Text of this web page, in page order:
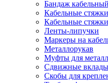
Бандаж кабельный
Кабельные стяжки
Кабельные
Ленты-липучки
Маркеры на
Металлорукав
Муфты для
Сдвижные
Скобы для